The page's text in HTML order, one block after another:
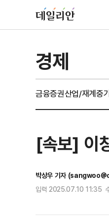
경제
금융증권산업/재계중
[속보] 이
박상우 기자
입력 2025.07.10 11:35